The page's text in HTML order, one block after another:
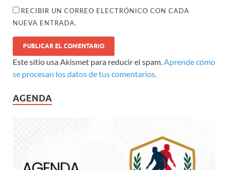
RECIBIR UN CORREO ELECTRÓNICO CON CADA
NUEVA ENTRADA.
Este sitio usa Akismet para reducir el spam.Aprende cómo
se procesan los datos de tus comentarios.
AGENDA